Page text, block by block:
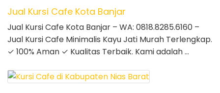
Jual Kursi Cafe Kota Banjar
Jual Kursi Cafe Kota Banjar – WA: 0818.8285.6160 –
Jual Kursi Cafe Minimalis Kayu Jati Murah Terlengkap.
✓ 100% Aman ✓ Kualitas Terbaik. Kami adalah …